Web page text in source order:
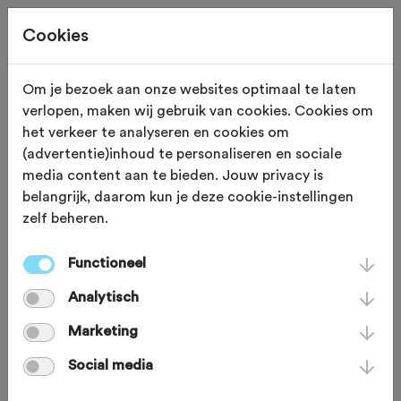
448,0 KM Groningen (Groningen)
Alle Provincies Op Één
Dag
NOS-presentator Herman van der
Zandt wilde in een zo kort mogelijke
route alle provincies van Nederland
combineren. Het idee werd een plan
Cookies
Om je bezoek aan onze websites optimaal te laten
verlopen, maken wij gebruik van cookies. Cookies om
het verkeer te analyseren en cookies om
(advertentie)inhoud te personaliseren en sociale
media content aan te bieden. Jouw privacy is
belangrijk, daarom kun je deze cookie-instellingen
zelf beheren.
Functioneel
Analytisch
Marketing
Social media